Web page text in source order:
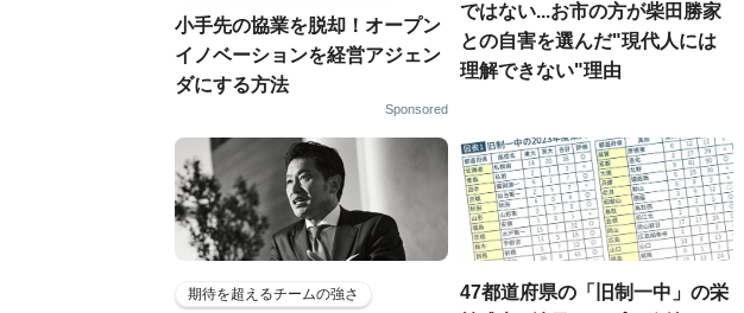
小手先の協業を脱却！オープン
イノベーションを経営アジェン
ダにする方法
Sponsored
ではない...お市の方が柴田勝家
との自害を選んだ"現代人には
理解できない"理由
期待を超えるチームの強さ
47都道府県の「旧制一中」の栄